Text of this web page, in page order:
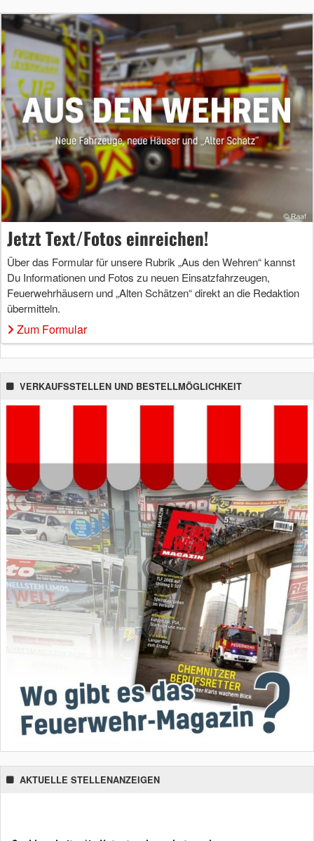
Jetzt Text/Fotos einreichen!
Über das Formular für unsere Rubrik „Aus den Wehren“ kannst
Du Informationen und Fotos zu neuen Einsatzfahrzeugen,
Feuerwehrhäusern und „Alten Schätzen“ direkt an die Redaktion
übermitteln.
Zum Formular
VERKAUFSSTELLEN UND BESTELLMÖGLICHKEIT
AKTUELLE STELLENANZEIGEN